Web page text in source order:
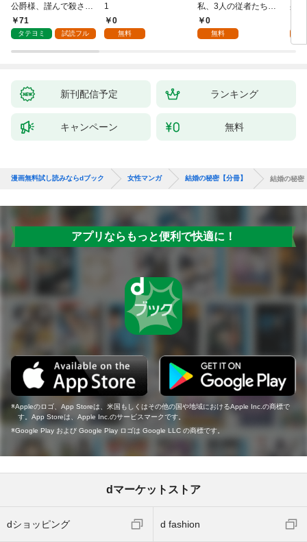
公爵様、謹んで殺させ
ていただきます！
71
タテヨミ 試読フル
1
0
無料
私、3人の従者たちに
抱かれて困ってます 第
1話
0
無料
身
新刊配信予定 ランキング
キャンペーン 無料
漫画無料試し読みならdブック 女性マンガ 結婚の秘密【分冊】 結婚の秘密
アプリならもっと便利で快適に！
Appleのロゴ、App Storeは、米国もしくはその他の国や地域におけるApple Inc.の商標で
す。App Storeは、Apple Inc.のサービスマークです。
Google Play および Google Play ロゴは Google LLC の商標です。
dマーケットストア
dショッピング d fashion